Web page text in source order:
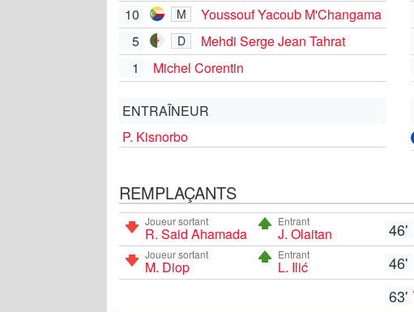
10 M
Youssouf Yacoub M'Changama
5
D
Mehdi Serge Jean Tahrat
1
Michel Corentin
ENTRAÎNEUR
P. Kisnorbo
REMPLAÇANTS
Joueur sortant
R. Said Ahamada
Entrant
J. Olaitan 46'
Joueur sortant
M. Diop
Entrant
L. Ilić
46'
63'